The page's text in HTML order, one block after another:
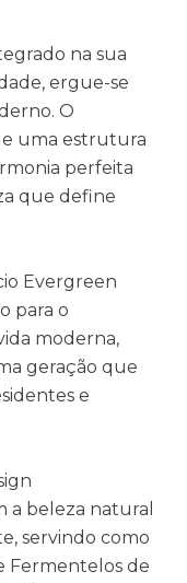
na sua
ergue-se
O
uma estrutura
perfeita
que define
Evergreen
para o
moderna,
geração que
e
a beleza natural
servindo como
Fermentelos de